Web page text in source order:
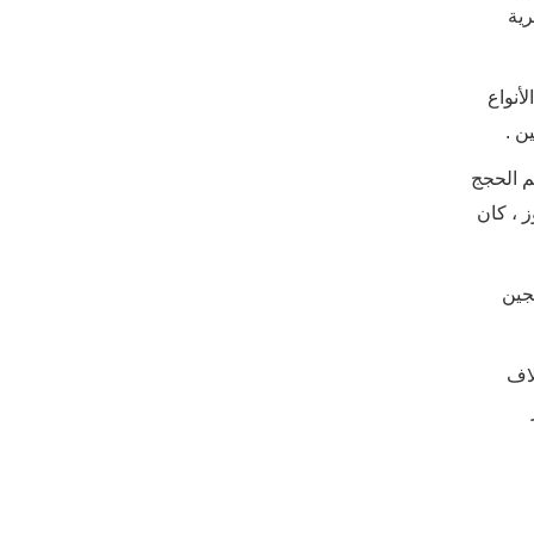
.
الحجج
، كان